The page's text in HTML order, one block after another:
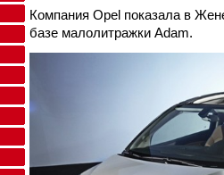
Компания Opel показала в
базе малолитражки Adam.